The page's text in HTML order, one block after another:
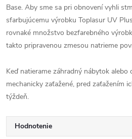
Base. Aby sme sa pri obnovení vyhli
sfarbujúcemu výrobku Toplasur UV
rovnaké množstvo bezfarebného
takto pripravenou zmesou natrieme
Keď natierame záhradný nábytok alebo
mechanicky zaťažené, pred zaťažením
týždeň.
Hodnotenie